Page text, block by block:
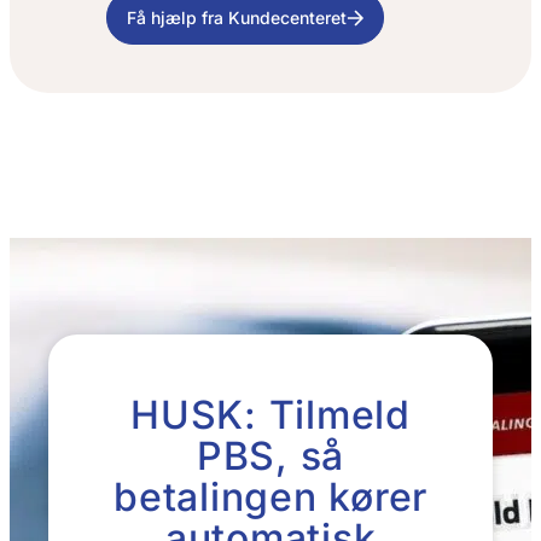
Få hjælp fra Kundecenteret
HUSK: Tilmeld
PBS, så
betalingen kører